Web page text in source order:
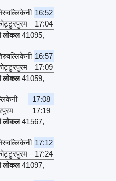
16:52
17:04
लोकल 41095,
16:57
17:09
लोकल 41059,
17:08
17:19
लोकल 41567,
17:12
17:24
लोकल 41097,